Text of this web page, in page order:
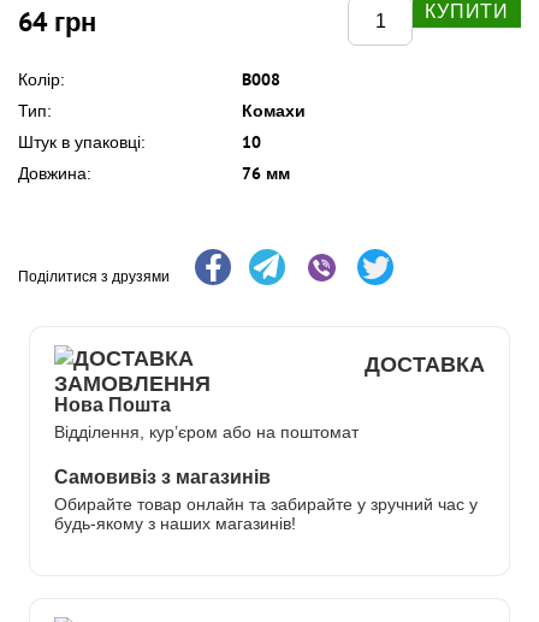
64 грн КУПИТИ
Колір: B008
Тип: Комахи
Штук в упаковці: 10
Довжина: 76 мм
Поділитися з друзями
ДОСТАВКА
Нова Пошта
Відділення, кур’єром або на поштомат
Самовивіз з магазинів
Обирайте товар онлайн та забирайте у зручний час у
будь-якому з наших магазинів!